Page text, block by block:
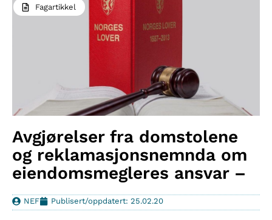
Fagartikkel
Avgjørelser fra domstolene
og reklamasjonsnemnda om
eiendomsmegleres ansvar –
NEF Publisert/oppdatert: 25.02.20